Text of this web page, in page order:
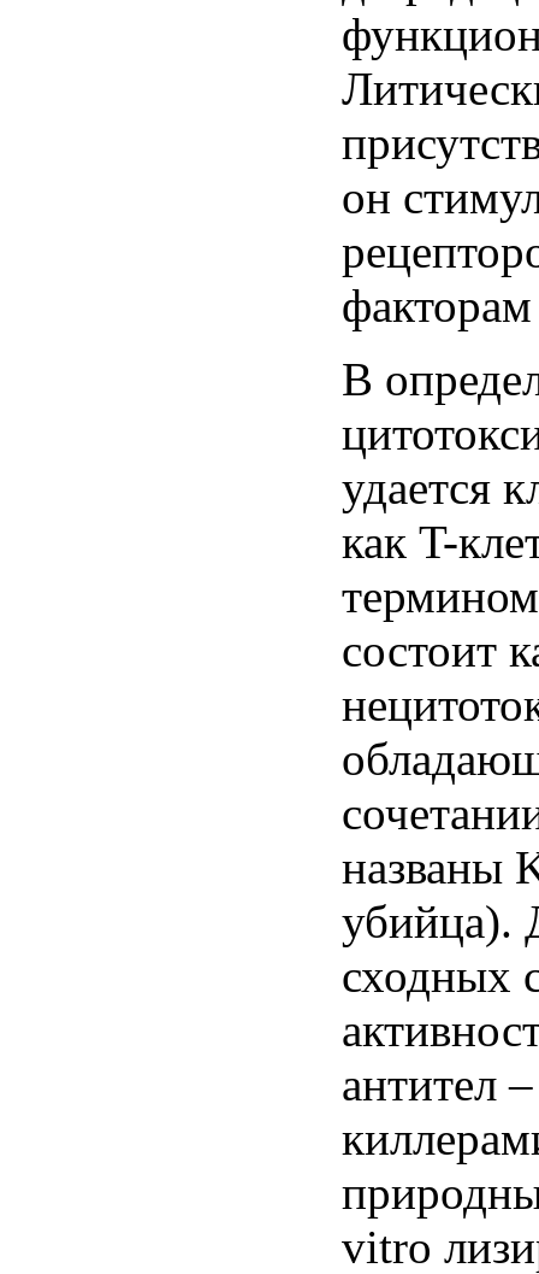
он
В
удается
как T-
состоит
названы
убийца).
сходных
антител
vitro